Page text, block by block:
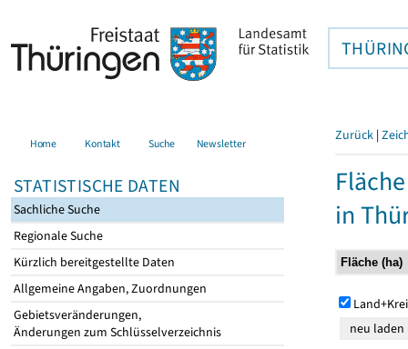
Home Kontakt Suche Newsletter
STATISTISCHE DATEN
Sachliche Suche
Regionale Suche
Kürzlich bereitgestellte Daten
Allgemeine Angaben, Zuordnungen
Gebietsveränderungen,
Änderungen zum Schlüsselverzeichnis
Zurück |
in